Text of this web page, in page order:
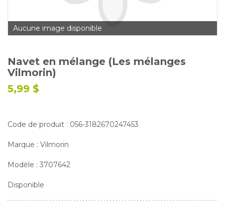
Emplois
Service à la clientèle
Nous joindre
Aucune image disponible
Navet en mélange (Les mélanges
Vilmorin)
5,99 $
Code de produit : 056-3182670247453
Marque : Vilmorin
Modèle : 3707642
Disponible